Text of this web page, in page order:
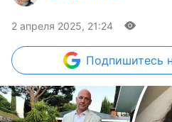
2 апреля 2025, 21:24
Подпишитесь